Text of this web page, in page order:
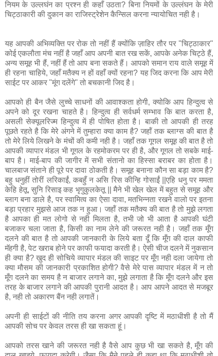
नियम के उल्‍लघंन का प्रश्‍न ही कहाँ उठता? बिना नियमों के उल्‍लंघन के मेरी
चिट्ठाकारी की दुकान का राजिस्‍ट्रेशेन कैन्सिल करना न्‍यायोचित नही है।
यह आपकी अभिव्यक्ति पर रोक तो नहीं हैं क्योंकि ज़ाहिर तौर पर "चिट्ठाकार"
कोई एकलौता मंच नहीं है जहाँ आप अपनी बात रख सकें, आपके अनेक चिट्ठे हैं,
अन्य समूह भी हैं, नहीं हैं तो आप बना सकते हैं। आपको समान राय वाले समूह में
ही रहना चाहिये, जहाँ मतैक्य न हों वहाँ क्यों रहना? यह जिद करना कि आप मेरी
साईट पर आकर "मूंग दलेंगे" तो बचकानी जिद है।
आपको ही बैन जैसे लुच्‍चे साधनों की आवाश्‍कता होगी, क्‍योकि आप हिन्‍दुत्‍व से
अपने को दूर रखना चाहते है। हिन्दुत्‍व ही सर्वधर्म सम्‍भाव कि बात करता है,
असली सेक्यूलरिज्‍म हिन्‍दुत्‍व में ही पोषित होता है। बाकी तो आपकी ही तरह
पूछते रहते है कि मेरे अंगने में तुम्‍हारा क्‍या काम है? जहॉं तक ब्‍लाग्स की बात है
तो मेरे लिये लिखने के मंचों की कमी नही है। जहाँ तक गूगल समूह की बात है तो
आपकी व्‍यापार मंडल भी गूगल के रहमोकरम पर ही है, और गूगल तो सबके माई-
बाप है। माई-बाप की जागीर में सभी संतानो का हिस्‍सा बराबर का होता है।
चालबाज संताने ही पूरे पर दावा ठोकती है। समूह बनाना कौन सा बड़ा काम है?
बहु धनुहीं तोरीं लरिकाईं, कबहुँ न असि रिस कीन्हि गोसाईं ||एहि धनु पर ममता
केहि हेतू, सुनि रिसाइ कह भृगुकुलकेतू || मैने भी खेल खेल में बहुत से समूह और
ब्‍लाग बना डाले है, पर स्‍वामित्‍व का ऐसा दावा, मतभिन्‍नता रखने वालो पर इतना
बड़ा प्रहार मुझसे आज तक न हुआ। जहॉं तक मतैक्‍य की बात है तो मुझे लगता
है आपका ही मत लोगो से नही मिलता है, तभी जो भी आता है आपकी घंटी
बजाकर चला जाता है, किसी का नाम लेने की जरूरत नही है। जहॉं तक मूँग
दलने की बात है तो आपकी जानकारी के लिये बता दूँ कि मूँग की दाल काफी
मॅहगी है, पेट खराब होने पर काफी फयादा करती है। ऐसी चीज दलने में नुकसान
ही क्‍या है? खुद ही सोचिये व्‍यापार मंडल की साइट पर मूँग नही दला जायेगा तो
क्‍या मौसम की जानकारी प्रकाशित होगी? वैसे मेरे पास व्‍यापार मंडल में न तो
मूँग दलने का समय है न बाजार लगाने का, मुझे लगाता है कि मूँग दलने और इस
तरह के बाजार लगाने की आपकी पुरानी आदत है। आप आपने आदत से मजबूर
है, नही तो अकारण बैंन नही लगातें।
अपनी ही साईटों की नीति तय करना अगर आपकी दृष्टि में मठाधीशी है तो मैं
आपकी सोच पर केवल तरस ही खा सकता हूं।
आपको तरस खाने की जरूरत नही है वैसे आप कुछ भी खा सकते है, मूँग की